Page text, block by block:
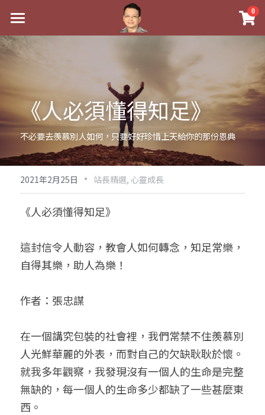
0
最新消息
祖傳命理
手工印鑑
課程介紹
五行八字學
後天派陽宅
Blog
黃金會員專區
八字雜記
人氣最高
好書推廌
試閱專區
Podcast聽書
八字視頻
自我挑戰
線上學苑
八字初階班2
八字高階班
五人實戰班
五行計算初階班
八字完整班
八字批命
小兒命名
我的著作
科學八字推理3
科學八字輕鬆學
輕鬆學會科學八字推理
上課預約
常見問題
搜索
繁體中文
《人必須懂得知足》
不必要去羨慕別人如何，只要好好珍惜上天給你的那份恩典
2021年2月25日 · 站長精選, 心靈成長
《人必須懂得知足》
這封信令人動容，教會人如何轉念，知足常樂，
自得其樂，助人為樂！
作者：張忠謀
在一個講究包裝的社會裡，我們常禁不住羨慕別
人光鮮華麗的外表，而對自己的欠缺耿耿於懷。
就我多年觀察，我發現沒有一個人的生命是完整
無缺的，每一個人的生命多少都缺了一些甚麼東
西。
×
商品分類
《十神高階實戰錄》完整典藏版
1美元超值PDF
八字線上批命